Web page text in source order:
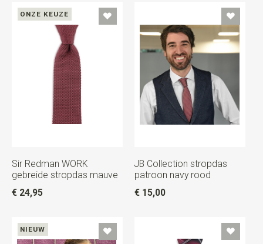
ONZE KEUZE
Sir Redman WORK
gebreide stropdas mauve
€ 24,95
JB Collection stropdas
patroon navy rood
€ 15,00
NIEUW